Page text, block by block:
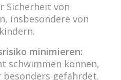
Sie!
kümmern uns drum!
Sicherheit von
insbesondere von
minimieren:
schwimmen können,
besonders gefährdet.